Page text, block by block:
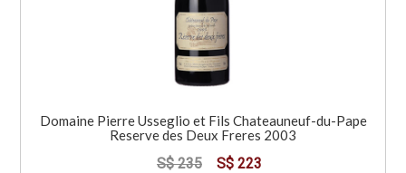
Domaine Pierre Usseglio et Fils Chateauneuf-du-Pape
Reserve des Deux Freres 2003
S$ 235 S$ 223